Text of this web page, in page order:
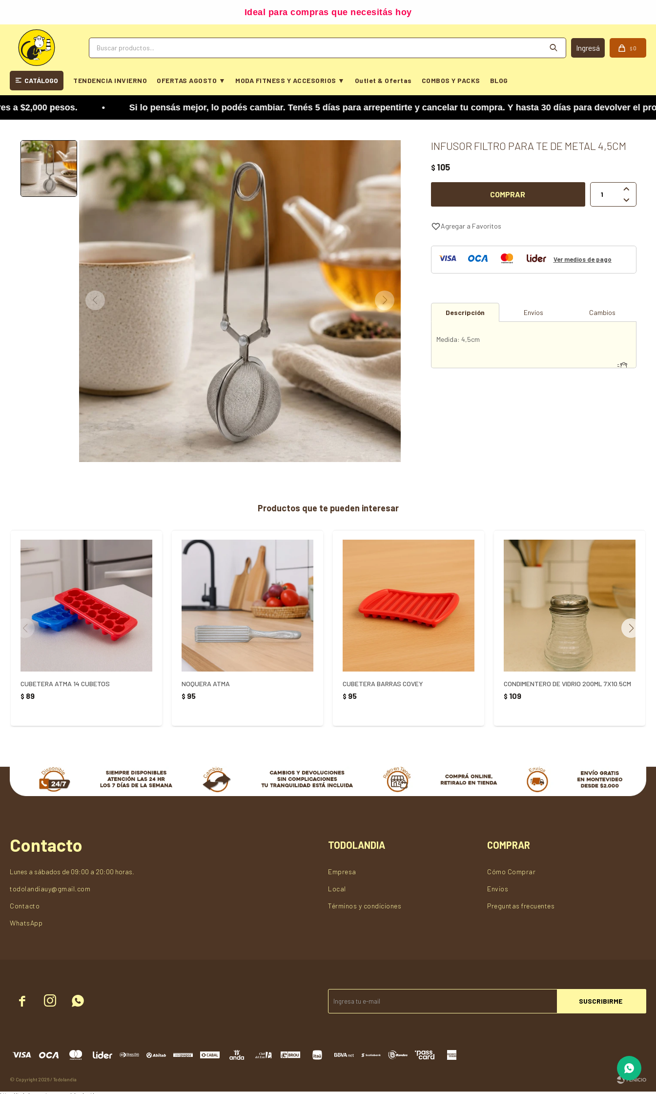
Ideal para compras que necesitás hoy
CATÁLOGO TENDENCIA INVIERNO OFERTAS AGOSTO ▼ MODA FITNESS Y ACCESORIOS ▼ Outlet & Ofertas COMBOS Y PACKS BLOG
$ 0
pesos. • Si lo pensás mejor, lo podés cambiar. Tenés 5 días para arrepentirte y cancelar tu compra. Y hasta 30 días para devolver el
INFUSOR FILTRO PARA TE DE METAL 4,5CM
$ 105
COMPRAR


Ver medios de pago
Descripción Envíos Cambios
Medida: 4,5cm
Productos que te pueden interesar
CUBETERA ATMA 14 CUBETOS
$ 89
NOQUERA ATMA
$ 95
CUBETERA BARRAS COVEY
$ 95
CONDIMENTERO DE VIDRIO 200ML 7X10.5CM
$ 109
   SUSCRIBIRME
Contacto
Lunes a sábados de 09:00 a 20:00 horas.
todolandiauy@gmail.com
Contacto
WhatsApp
TODOLANDIA
Empresa
Local
Términos y condiciones
COMPRAR
Cómo Comprar
Envios
Preguntas frecuentes
© Copyright 2026 / Todolandia